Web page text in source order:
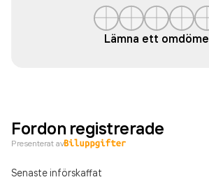
Lämna ett omdöme
Fordon registrerade
Presenterat av
Senaste införskaffat